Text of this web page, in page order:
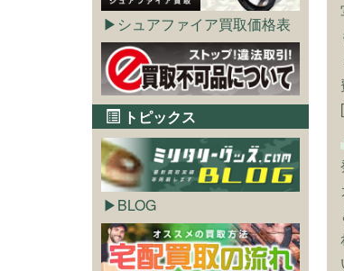
シュアファイア買取価格表
トピックス
BLOG